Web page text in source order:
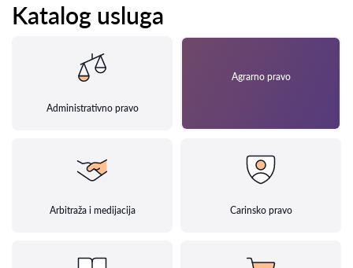
Katalog usluga
Administrativno pravo
Agrarno pravo
Arbitraža i medijacija Carinsko pravo